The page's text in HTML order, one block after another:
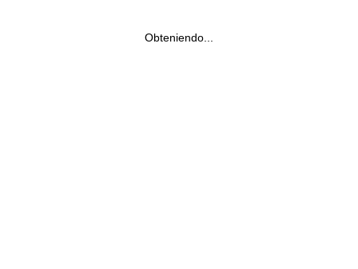
Obteniendo...